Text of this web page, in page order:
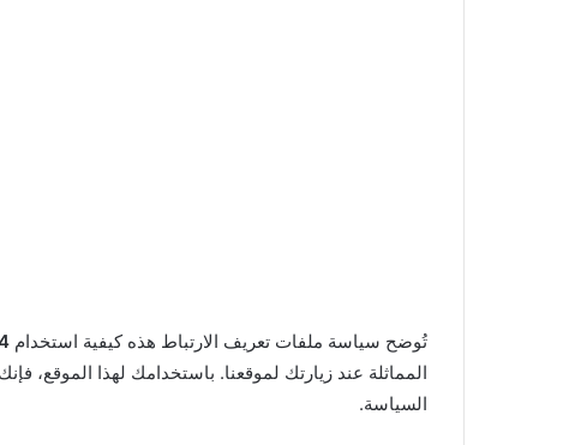
تُوضح سياسة ملفات تعريف الارتباط هذه كيفية استخدام
المماثلة عند زيارتك لموقعنا. باستخدامك لهذا الموقع،
السياسة.